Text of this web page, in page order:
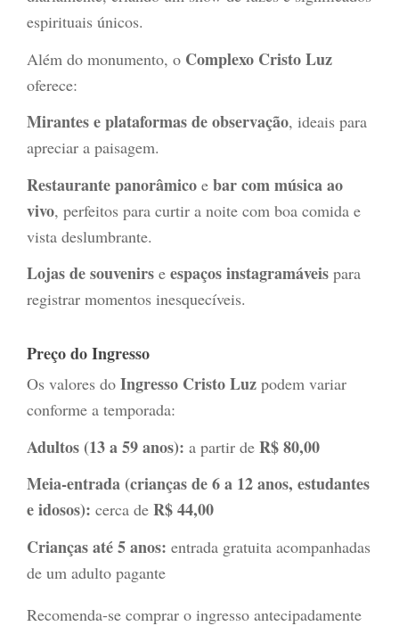
espirituais únicos.
Além do monumento, o Complexo Cristo Luz
oferece:
Mirantes e plataformas de observação, ideais para
apreciar a paisagem.
Restaurante panorâmico e bar com música ao
vivo, perfeitos para curtir a noite com boa comida e
vista deslumbrante.
Lojas de souvenirs e espaços instagramáveis para
registrar momentos inesquecíveis.
Preço do Ingresso
Os valores do Ingresso Cristo Luz podem variar
conforme a temporada:
Adultos (13 a 59 anos): a partir de R$ 80,00
Meia-entrada (crianças de 6 a 12 anos, estudantes
e idosos): cerca de R$ 44,00
Crianças até 5 anos: entrada gratuita acompanhadas
de um adulto pagante
Recomenda-se comprar o ingresso antecipadamente